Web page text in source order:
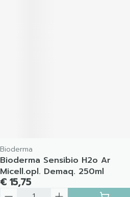
Bioderma
Bioderma Sensibio H2o Ar
Micell.opl. Demaq. 250ml
€ 15,75